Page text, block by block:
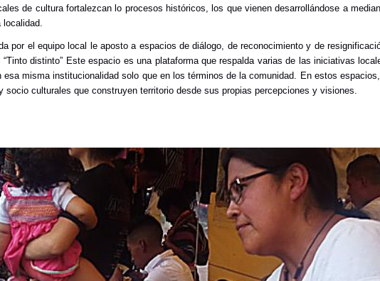
de cultura fortalezcan lo procesos históricos, los que vienen desarrollándose a
localidad.
por el equipo local le aposto a espacios de diálogo, de reconocimiento y de
distinto” Este espacio es una plataforma que respalda varias de las iniciativas
misma institucionalidad solo que en los términos de la comunidad. En estos
culturales que construyen territorio desde sus propias percepciones y visiones.